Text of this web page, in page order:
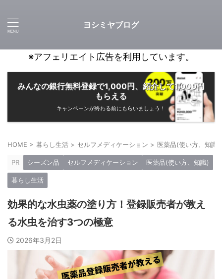
ヨシミヤブログ
※アフェリエイト広告を利用しています。
みんなの銀行無料登録で1,000円、紹介して1,000円
もらえる
キャンペーンが終わる前にもらいましょう！
HOME > 暮らし生活 > セルフメディケーション > 医薬品(使い方、知識)
PR シーズン品 セルフメディケーション 医薬品(使い方、知識)
暮らし生活
効果的な水虫薬の塗り方！登録販売者が教え
る水虫を治す3つの極意
2026年3月2日